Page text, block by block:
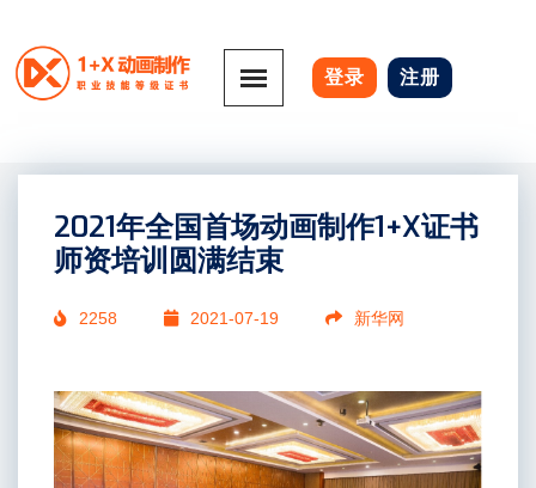
登录 注册
2021年全国首场动画制作1+X证书
师资培训圆满结束
2258 2021-07-19 新华网